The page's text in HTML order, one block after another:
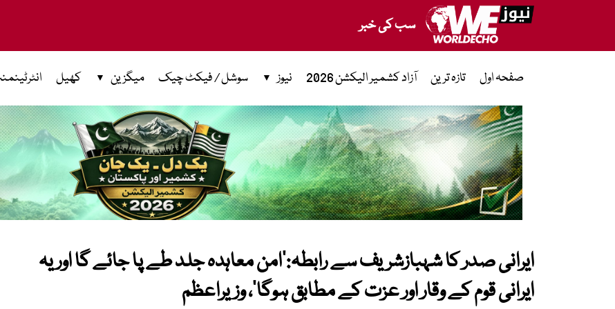
سب کی خبر
صفحہ اول تازہ ترین آزاد کشمیر الیکشن 2026 نیوز سوشل / فیکٹ چیک میگزین کھیل
ایرانی صدر کا شہبازشریف سے رابطہ:’امن معاہدہ جلد طے پا جائے گا اور یہ
ایرانی قوم کے وقار اور عزت کے مطابق ہوگا‘، وزیراعظم